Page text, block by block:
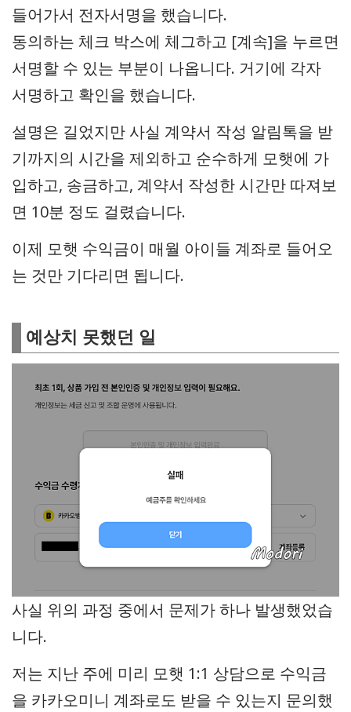
들어가서 전자서명을 했습니다.
동의하는 체크 박스에 체그하고 [계속]을 누르면
서명할 수 있는 부분이 나옵니다. 거기에 각자
서명하고 확인을 했습니다.
설명은 길었지만 사실 계약서 작성 알림톡을 받
기까지의 시간을 제외하고 순수하게 모햇에 가
입하고, 송금하고, 계약서 작성한 시간만 따져보
면 10분 정도 걸렸습니다.
이제 모햇 수익금이 매월 아이들 계좌로 들어오
는 것만 기다리면 됩니다.
예상치 못했던 일
사실 위의 과정 중에서 문제가 하나 발생했었습
니다.
저는 지난 주에 미리 모햇 1:1 상담으로 수익금
을 카카오미니 계좌로도 받을 수 있는지 문의했